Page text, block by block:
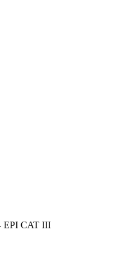
EPI CAT III